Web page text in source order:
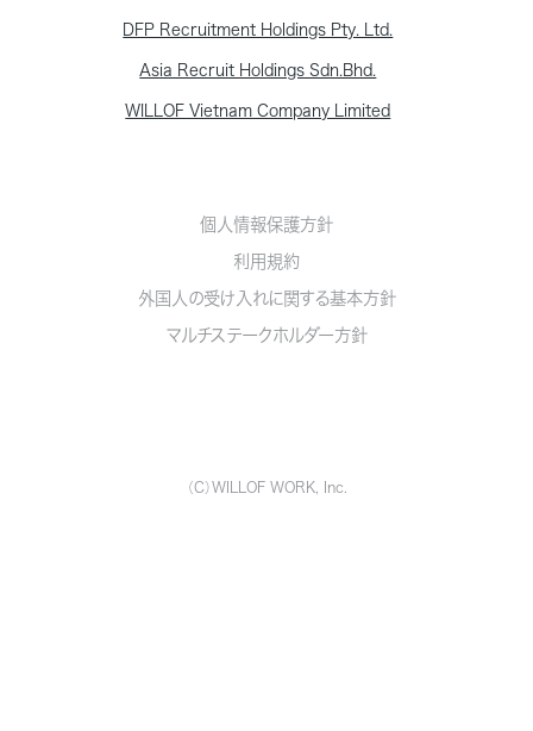
DFP Recruitment Holdings Pty. Ltd.
Asia Recruit Holdings Sdn.Bhd.
WILLOF Vietnam Company Limited
個人情報保護方針
利用規約
外国人の受け入れに関する基本方針
マルチステークホルダー方針
（C）WILLOF WORK, Inc.